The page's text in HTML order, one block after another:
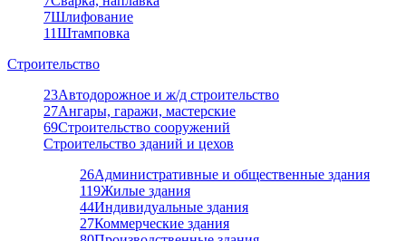
7Шлифование
11Штамповка
Строительство
23Автодорожное и ж/д строительство
27Ангары, гаражи, мастерские
69Строительство сооружений
Строительство зданий и цехов
26Административные и общественные здания
119Жилые здания
44Индивидуальные здания
27Коммерческие здания